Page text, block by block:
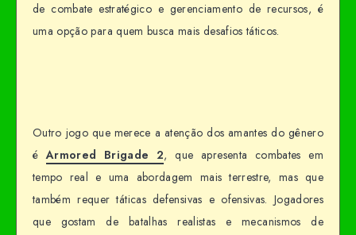
de combate estratégico e gerenciamento de recursos, é
uma opção para quem busca mais desafios táticos.
Outro jogo que merece a atenção dos amantes do gênero
éArmored Brigade 2, que apresenta combates em
tempo real e uma abordagem mais terrestre, mas que
também requer táticas defensivas e ofensivas. Jogadores
que gostam de batalhas realistas e mecanismos de